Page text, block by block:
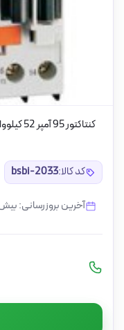
کنتاکتور 95 آمپر 52 کیلووات بوبین 230VAC برند لواتو ایتالیا
کد کالا:bsbi-2033
آخرین بروزرسانی: